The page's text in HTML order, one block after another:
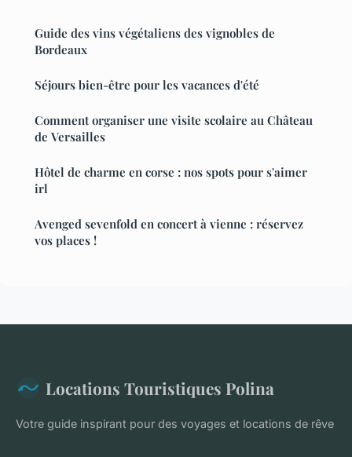
Guide des vins végétaliens des vignobles de
Bordeaux
Séjours bien-être pour les vacances d'été
Comment organiser une visite scolaire au Château
de Versailles
Hôtel de charme en corse : nos spots pour s'aimer
irl
Avenged sevenfold en concert à vienne : réservez
vos places !
Locations Touristiques Polina
Votre guide inspirant pour des voyages et locations de rêve